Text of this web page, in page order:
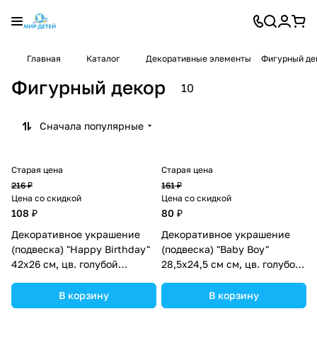
Главная Каталог Декоративные элементы Фигурный
Фигурный декор 10
Сначала популярные
Старая цена
216 ₽
Цена со скидкой
108 ₽
Декоративное украшение
(подвеска) "Happy Birthday"
42х26 см, цв. голубой
В корзину
Старая цена
161 ₽
Цена со скидкой
80 ₽
Декоративное украшение
(подвеска) "Baby Boy"
28,5х24,5 см см, цв. голубой
В корзину